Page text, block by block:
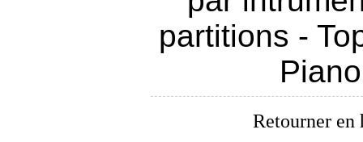
partitions -
Piano
Retourner en